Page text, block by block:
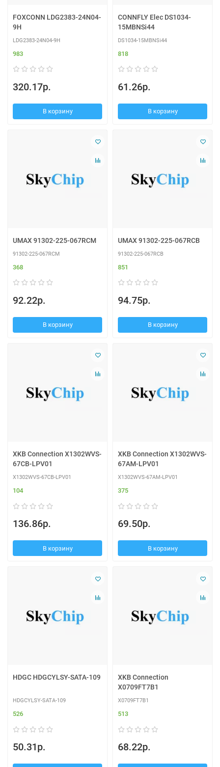
FOXCONN LDG2383-24N04-
9H
LDG2383-24N04-9H
983
320.17р.
В корзину
CONNFLY Elec DS1034-
15MBNSi44
DS1034-15MBNSi44
818
61.26р.
В корзину
UMAX 91302-225-067RCM
91302-225-067RCM
368
92.22р.
В корзину
UMAX 91302-225-067RCB
91302-225-067RCB
851
94.75р.
В корзину
XKB Connection X1302WVS-
67CB-LPV01
X1302WVS-67CB-LPV01
104
136.86р.
В корзину
XKB Connection X1302WVS-
67AM-LPV01
X1302WVS-67AM-LPV01
375
69.50р.
В корзину
HDGC HDGCYLSY-SATA-109
HDGCYLSY-SATA-109
526
50.31р.
XKB Connection
X0709FT7B1
X0709FT7B1
513
68.22р.